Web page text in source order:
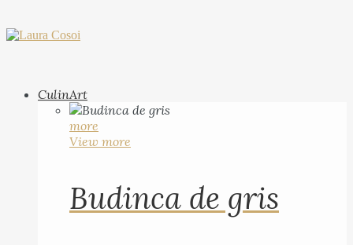
CulinArt
more
View more
Budinca de gris